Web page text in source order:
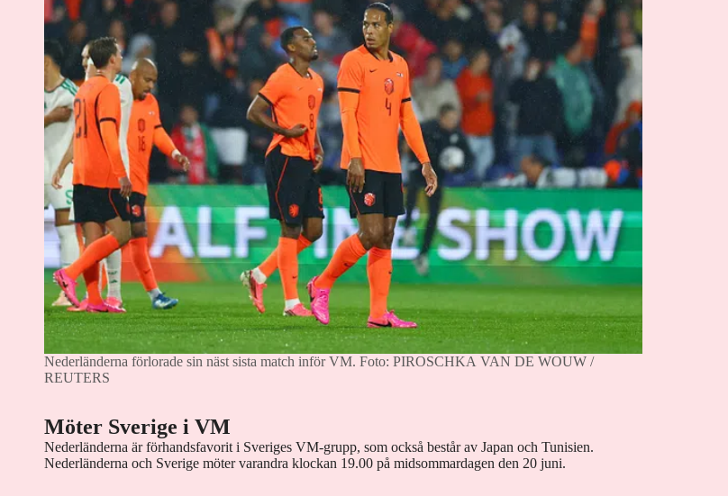
Nederländerna förlorade sin näst sista match inför VM. Foto: PIROSCHKA VAN DE WOUW /
REUTERS
Möter Sverige i VM
Nederländerna är förhandsfavorit i Sveriges VM-grupp, som också består av Japan och Tunisien.
Nederländerna och Sverige möter varandra klockan 19.00 på midsommardagen den 20 juni.